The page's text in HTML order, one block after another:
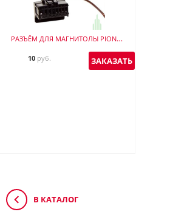
РАЗЪЁМ ДЛЯ МАГНИТОЛЫ PIONEER INCAR CON-PIO-02
10 руб. ЗАКАЗАТЬ
В КАТАЛОГ